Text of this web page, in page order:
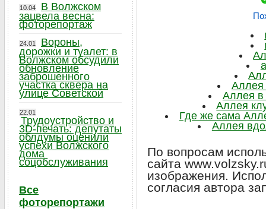
Аллея
Аллея в
Аллея
Где же сама
Аллея
По вопросам
сайта
изображения.
согласия автора
10.04
В Волжском
зацвела весна:
фоторепортаж
24.01
Вороны,
дорожки и туалет: в
Волжском обсудили
обновление
заброшенного
участка сквера на
улице Советской
22.01
Трудоустройство и
3D-печать: депутаты
облдумы оценили
успехи Волжского
дома
соцобслуживания
Все
фоторепортажи